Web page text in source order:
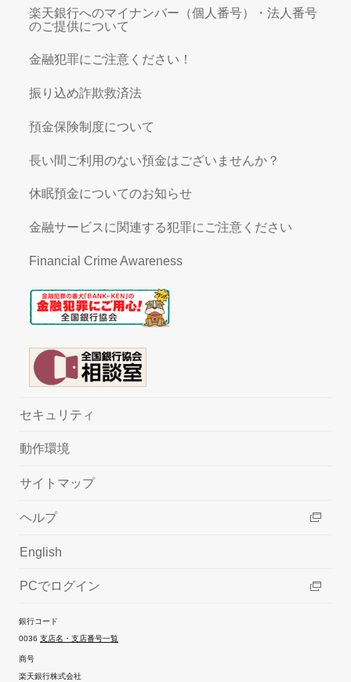
楽天銀行へのマイナンバー（個人番号）・法人番号
のご提供について
金融犯罪にご注意ください！
振り込め詐欺救済法
預金保険制度について
長い間ご利用のない預金はございませんか？
休眠預金についてのお知らせ
金融サービスに関連する犯罪にご注意ください
Financial Crime Awareness
セキュリティ
動作環境
サイトマップ
ヘルプ
English
PCでログイン
銀行コード
0036 支店名・支店番号一覧
商号
楽天銀行株式会社